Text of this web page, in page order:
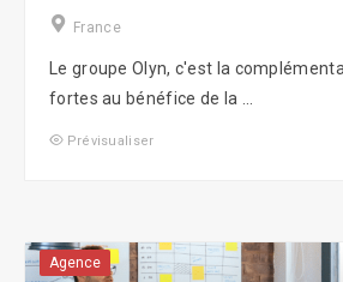
France
Le groupe Olyn, c'est la
fortes au bénéfice de la ...
Prévisualiser
Agence